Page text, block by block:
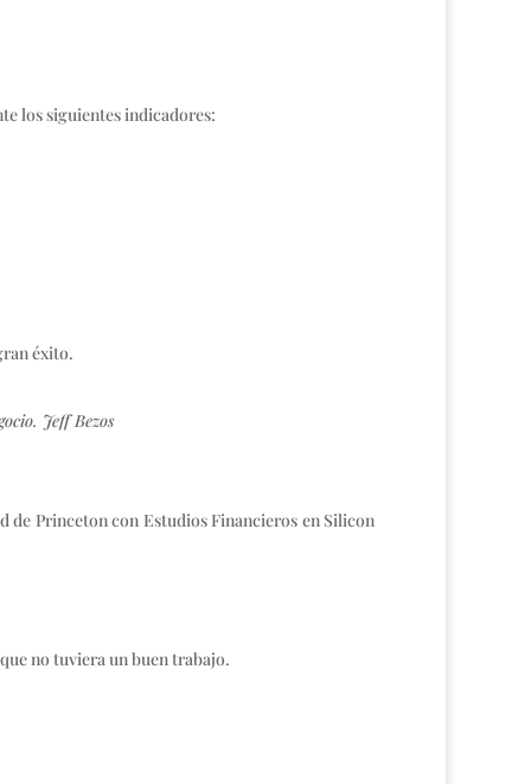
los siguientes indicadores:
éxito.
Jeff Bezos
de Princeton con Estudios Financieros en Silicon
no tuviera un buen trabajo.